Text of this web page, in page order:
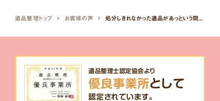
遺品整理トップ お客様の声
遺品整理士認定協会より
優良事業所として
認定されています。